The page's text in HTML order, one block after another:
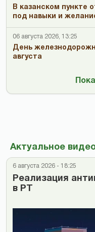
В казанском пункте
под навыки и
06 августа 2026, 13:25
День
августа
Актуальное
6 августа 2026 - 18:25
Реализация
в РТ